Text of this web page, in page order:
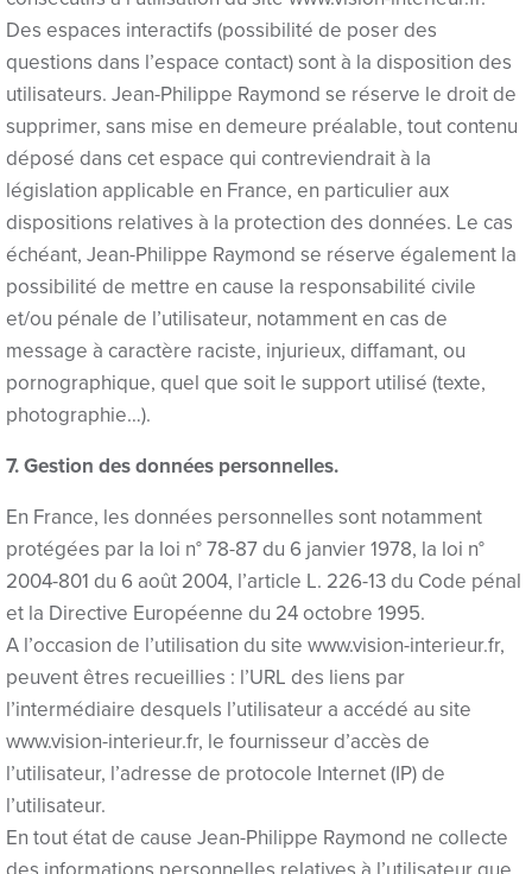
panel
panel
panel
panel
panel
Oku
paketleri
satın al
panel
satın al
panel
panel
panel
panel
panel
panel
panel
Des espaces interactifs (possibilité de poser des
questions dans l’espace contact) sont à la disposition des
utilisateurs. Jean-Philippe Raymond se réserve le droit de
supprimer, sans mise en demeure préalable, tout contenu
déposé dans cet espace qui contreviendrait à la
législation applicable en France, en particulier aux
dispositions relatives à la protection des données. Le cas
échéant, Jean-Philippe Raymond se réserve également la
possibilité de mettre en cause la responsabilité civile
et/ou pénale de l’utilisateur, notamment en cas de
message à caractère raciste, injurieux, diffamant, ou
pornographique, quel que soit le support utilisé (texte,
photographie…).
7. Gestion des données personnelles.
En France, les données personnelles sont notamment
protégées par la loi n° 78-87 du 6 janvier 1978, la loi n°
2004-801 du 6 août 2004, l’article L. 226-13 du Code pénal
et la Directive Européenne du 24 octobre 1995.
A l’occasion de l’utilisation du site www.vision-interieur.fr,
peuvent êtres recueillies : l’URL des liens par
l’intermédiaire desquels l’utilisateur a accédé au site
www.vision-interieur.fr, le fournisseur d’accès de
l’utilisateur, l’adresse de protocole Internet (IP) de
l’utilisateur.
En tout état de cause Jean-Philippe Raymond ne collecte